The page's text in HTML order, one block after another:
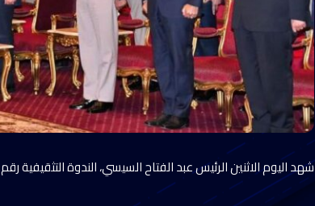
شهد اليوم الاثنين الرئيس عبد الفتاح السيسي، الندوة التثقيفية رقم ٤٠ لنصر أكتوبر ١٩٧٣.